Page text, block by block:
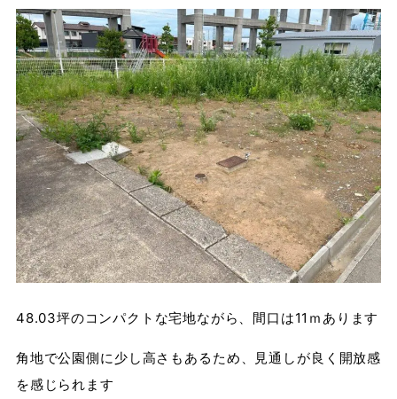
48.03坪のコンパクトな宅地ながら、間口は11ｍあります
角地で公園側に少し高さもあるため、見通しが良く開放感
を感じられます